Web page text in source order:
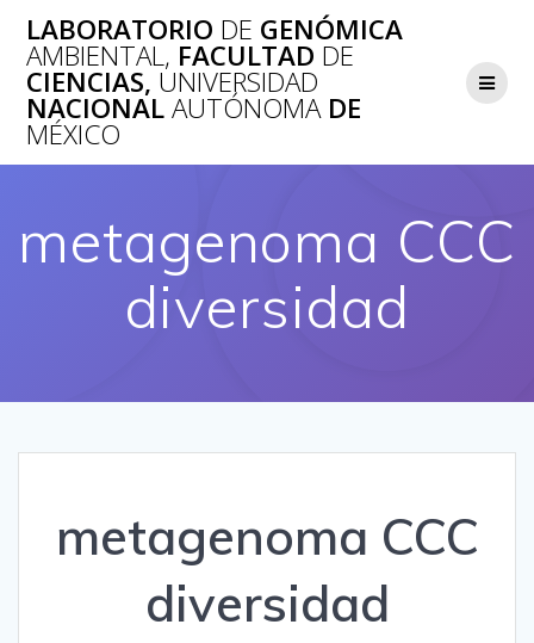
al
contenido
LABORATORIO DE GENÓMICA
AMBIENTAL, FACULTAD DE
CIENCIAS, UNIVERSIDAD
NACIONALAUTÓNOMADE
MÉXICO
metagenoma CCC
diversidad
metagenoma CCC
diversidad